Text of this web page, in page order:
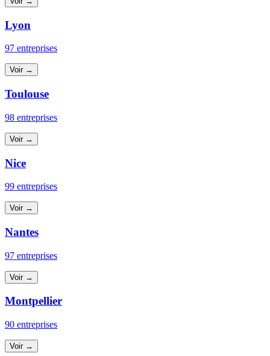
Lyon
97 entreprises
Voir →
Toulouse
98 entreprises
Voir →
Nice
99 entreprises
Voir →
Nantes
97 entreprises
Voir →
Montpellier
90 entreprises
Voir →